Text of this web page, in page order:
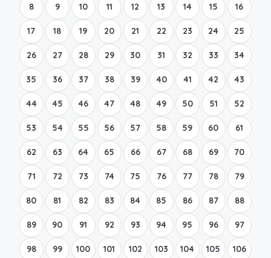
8 9 10 11 12 13 14 15 16
17 18 19 20 21 22 23 24 25
26 27 28 29 30 31 32 33 34
35 36 37 38 39 40 41 42 43
44 45 46 47 48 49 50 51 52
53 54 55 56 57 58 59 60 61
62 63 64 65 66 67 68 69 70
71 72 73 74 75 76 77 78 79
80 81 82 83 84 85 86 87 88
89 90 91 92 93 94 95 96 97
98 99 100 101 102 103 104 105 106